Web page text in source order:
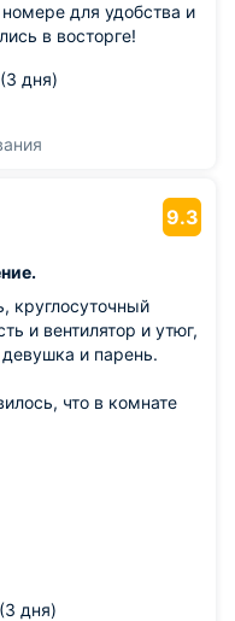
для удобства и
в восторге!
дня)
9.3
круглосуточный
и вентилятор и утюг,
и парень.
что в комнате
типа
разнообразить
что-нибудь типа
дня)